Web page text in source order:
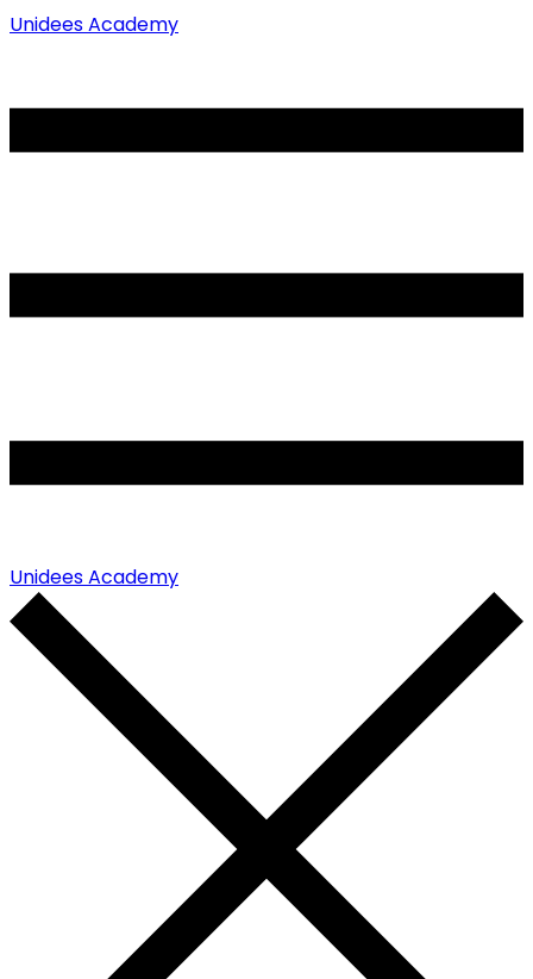
Unidees Academy
Unidees Academy